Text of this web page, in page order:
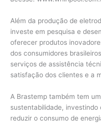
Além da produção de
investe em pesquisa e
oferecer produtos
dos consumidores
serviços de assistência
satisfação dos clientes e a
A Brastemp também tem
sustentabilidade,
reduzir o consumo de